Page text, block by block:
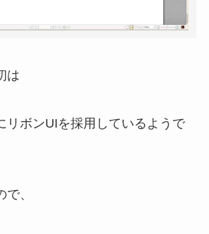
は
リボンUIを採用しているようで
、